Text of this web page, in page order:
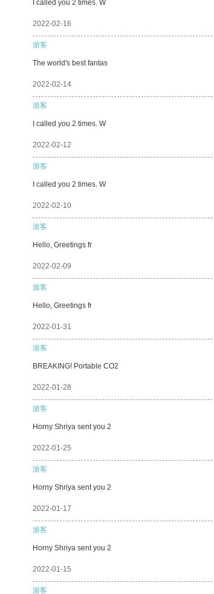
I called you 2 times. W
2022-02-16
游客
The world's best fantas
2022-02-14
游客
I called you 2 times. W
2022-02-12
游客
I called you 2 times. W
2022-02-10
游客
Hello, Greetings fr
2022-02-09
游客
Hello, Greetings fr
2022-01-31
游客
BREAKING! Portable CO2
2022-01-28
游客
Horny Shriya sent you 2
2022-01-25
游客
Horny Shriya sent you 2
2022-01-17
游客
Horny Shriya sent you 2
2022-01-15
游客